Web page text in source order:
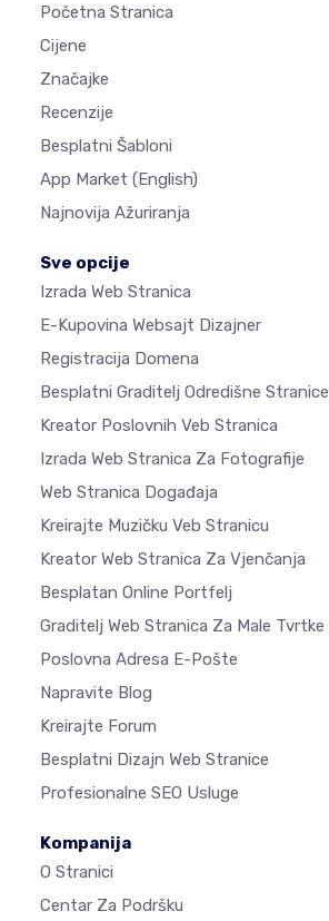
Početna Stranica
Cijene
Značajke
Recenzije
Besplatni Šabloni
App Market (English)
Najnovija Ažuriranja
Sve opcije
Izrada Web Stranica
E-Kupovina Websajt Dizajner
Registracija Domena
Besplatni Graditelj Odredišne Stranice
Kreator Poslovnih Veb Stranica
Izrada Web Stranica Za Fotografije
Web Stranica Događaja
Kreirajte Muzičku Veb Stranicu
Kreator Web Stranica Za Vjenčanja
Besplatan Online Portfelj
Graditelj Web Stranica Za Male Tvrtke
Poslovna Adresa E-Pošte
Napravite Blog
Kreirajte Forum
Besplatni Dizajn Web Stranice
Profesionalne SEO Usluge
Kompanija
O Stranici
Centar Za Podršku